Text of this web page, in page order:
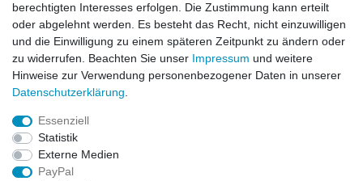
berechtigten Interesses erfolgen. Die Zustimmung kann erteilt
oder abgelehnt werden. Es besteht das Recht, nicht einzuwilligen
und die Einwilligung zu einem späteren Zeitpunkt zu ändern oder
zu widerrufen. Beachten Sie unser Impressum und weitere
Hinweise zur Verwendung personenbezogener Daten in unserer
Daten­schutz­erklärung
Essenziell
Statistik
Externe Medien
PayPal